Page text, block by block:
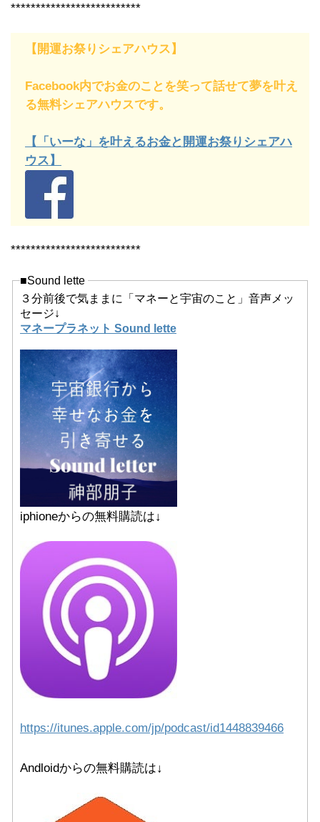
**************************
【開運お祭りシェアハウス】
Facebook内でお金のことを笑って話せて夢を叶え
る無料シェアハウスです。
【「いーな」を叶えるお金と開運お祭りシェアハ
ウス】
**************************
■Sound lette
３分前後で気ままに「マネーと宇宙のこと」音声メッ
セージ↓
マネープラネット Sound lette
iphioneからの無料購読は↓
https://itunes.apple.com/jp/podcast/id1448839466
Andloidからの無料購読は↓